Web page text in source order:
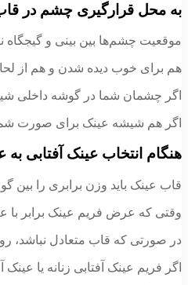
به محل قرارگیری چشم در
موقعیت چشم‌ها بین بینی و گیجگاه
هم برای خوب دیده شدن و هم از
اگر چشمان شما در گوشه داخلی
اگر هم شیشه عینک برای صورت
هنگام انتخاب عینک آفتابی به
قاب عینک باید وزن برابری را بین
وقتی که عرض فریم عینک برابر
در صورتی که قاب متعادل نباشد،
اگر فریم عینک آفتابی زنانه یا